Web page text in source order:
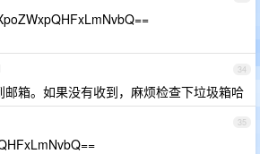
34
邮箱。如果没有收到，麻烦检查下垃圾箱哈
35